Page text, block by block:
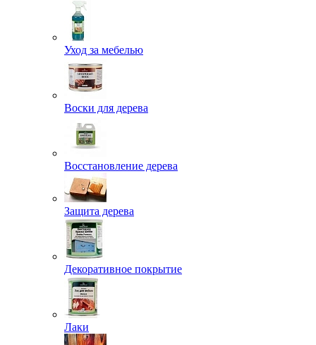
Уход за мебелью
Воски для дерева
Восстановление дерева
Защита дерева
Декоративное покрытие
Лаки